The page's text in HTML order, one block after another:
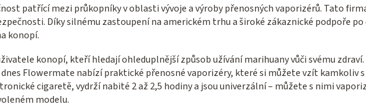
patřící mezi průkopníky v oblasti vývoje a výroby přenosných vaporizérů. Tato
Díky silnému zastoupení na americkém trhu a široké zákaznické podpoře
konopí.
konopí, kteří hledají ohleduplnější způsob užívání marihuany vůči svému
Flowermate nabízí praktické přenosné vaporizéry, které si můžete vzít kamkoliv
cigaretě, vydrží nabité 2 až 2,5 hodiny a jsou univerzální – můžete s nimi
modelu.